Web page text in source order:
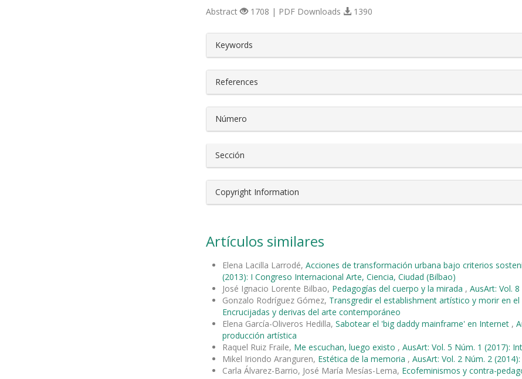
Abstract 1708 | PDF Downloads 1390
##plugins.themes.bootstrap3.article.details##
Keywords
References
Número
Sección
Copyright Information
Artículos similares
Elena Lacilla Larrodé, Acciones de transformación urbana bajo criterios
(2013): I Congreso Internacional Arte, Ciencia, Ciudad (Bilbao)
José Ignacio Lorente Bilbao, Pedagogías del cuerpo y la mirada , AusArt: Vol.
Gonzalo Rodríguez Gómez, Transgredir el establishment artístico y morir en
Encrucijadas y derivas del arte contemporáneo
Elena García-Oliveros Hedilla, Sabotear el 'big daddy mainframe' en Internet ,
producción artística
Raquel Ruiz Fraile, Me escuchan, luego existo , AusArt: Vol. 5 Núm. 1 (2017):
Mikel Iriondo Aranguren, Estética de la memoria , AusArt: Vol. 2 Núm. 2
Carla Álvarez-Barrio, José María Mesías-Lema, Ecofeminismos y contra-